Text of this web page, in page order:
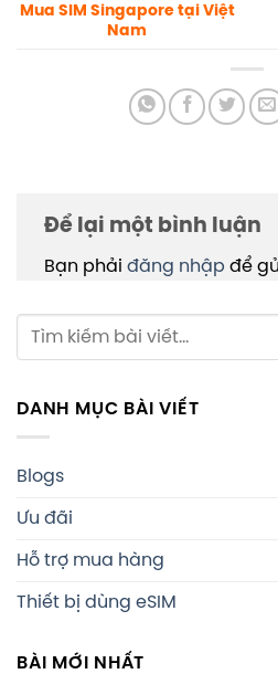
Mua SIM Singapore tại Việt
Nam
Để lại một bình luận
Bạn phải đăng nhập để
DANH MỤC BÀI VIẾT
Blogs
Ưu đãi
Hỗ trợ mua hàng
Thiết bị dùng eSIM
BÀI MỚI NHẤT